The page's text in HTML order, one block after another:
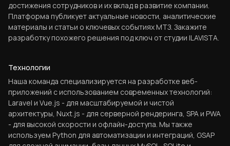
достижения сотрудников и их вклад в развитие компании.
Платформа публикует актуальные новости, аналитические
материалы и статьи о ключевых событиях МТЗ. Закажите
разработку похожего решения под ключ от студии ILAVISTA.
Технологии
Наша команда специализируется на разработке веб-
приложений с использованием современных технологий:
Laravel и Vue.js - для масштабируемой и чистой
архитектуры, Nuxt.js - для серверной рендеринга, SPA и PWA
- для высокой скорости и офлайн-доступа. Мы также
используем Python для автоматизации и интеграций, GSAP